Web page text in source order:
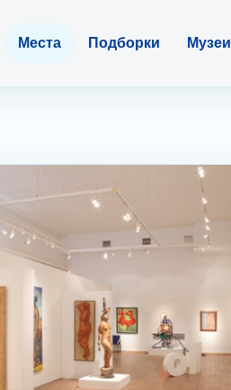
Места Подборки Музеи